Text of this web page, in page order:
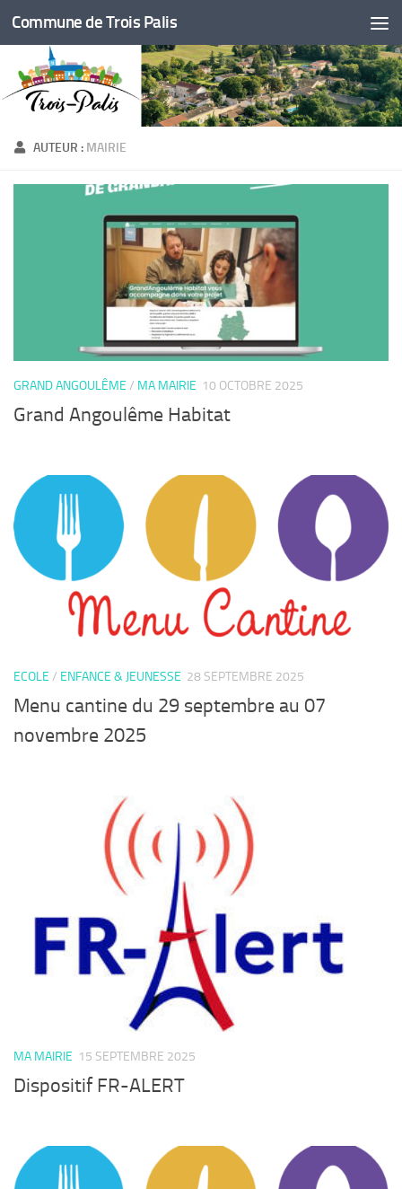
Skip to content
Commune de Trois Palis
AUTEUR : MAIRIE
GRAND ANGOULÊME / MA MAIRIE 10 OCTOBRE 2025
Grand Angoulême Habitat
ECOLE / ENFANCE & JEUNESSE 28 SEPTEMBRE 2025
Menu cantine du 29 septembre au 07
novembre 2025
MA MAIRIE 15 SEPTEMBRE 2025
Dispositif FR-ALERT